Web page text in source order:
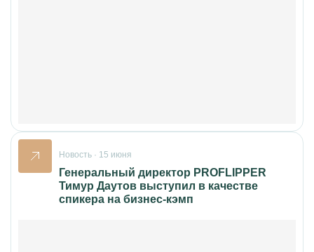
Новость · 15 июня
Генеральный директор PROFLIPPER
Тимур Даутов выступил в качестве
спикера на бизнес-кэмп